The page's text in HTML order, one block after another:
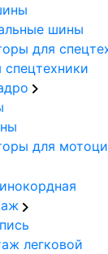
шины
для
для
легковой